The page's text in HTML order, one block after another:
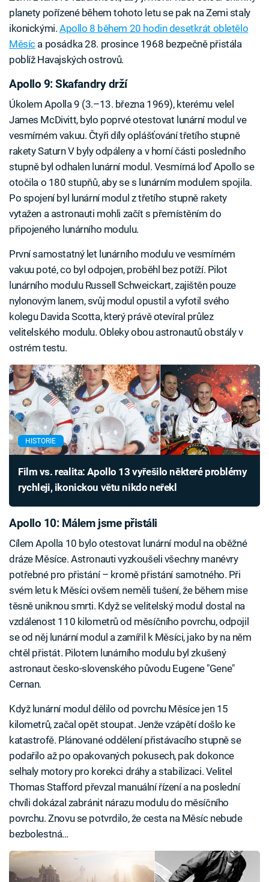
planety pořízené během tohoto letu se pak na Zemi staly
ikonickými. Apollo 8 během 20 hodin desetkrát obletělo
Měsíca posádka 28. prosince 1968 bezpečně přistála
poblíž Havajských ostrovů.
Apollo 9: Skafandry drží
Úkolem Apolla 9 (3.–13. března 1969), kterému velel
James McDivitt, bylo poprvé otestovat lunární modul ve
vesmírném vakuu. Čtyři díly oplášťování třetího stupně
rakety Saturn V byly odpáleny a v horní části posledního
stupně byl odhalen lunární modul. Vesmírná loď Apollo se
otočila o 180 stupňů, aby se s lunárním modulem spojila.
Po spojení byl lunární modul z třetího stupně rakety
vytažen a astronauti mohli začít s přemístěním do
připojeného lunárního modulu.
První samostatný let lunárního modulu ve vesmírném
vakuu poté, co byl odpojen, proběhl bez potíží. Pilot
lunárního modulu Russell Schweickart, zajištěn pouze
nylonovým lanem, svůj modul opustil a vyfotil svého
kolegu Davida Scotta, který právě otevíral průlez
velitelského modulu. Obleky obou astronautů obstály v
ostrém testu.
HISTORIE
Film vs. realita: Apollo 13 vyřešilo některé problémy
rychleji, ikonickou větu nikdo neřekl
Apollo 10: Málem jsme přistáli
Cílem Apolla 10 bylo otestovat lunární modul na oběžné
dráze Měsíce. Astronauti vyzkoušeli všechny manévry
potřebné pro přistání – kromě přistání samotného. Při
svém letu k Měsíci ovšem neměli tušení, že během mise
těsně uniknou smrti. Když se velitelský modul dostal na
vzdálenost 110 kilometrů od měsíčního povrchu, odpojil
se od něj lunární modul a zamířil k Měsíci, jako by na něm
chtěl přistát. Pilotem lunárního modulu byl zkušený
astronaut česko-slovenského původu Eugene "Gene"
Cernan.
Když lunární modul dělilo od povrchu Měsíce jen 15
kilometrů, začal opět stoupat. Jenže vzápětí došlo ke
katastrofě. Plánované oddělení přistávacího stupně se
podařilo až po opakovaných pokusech, pak dokonce
selhaly motory pro korekci dráhy a stabilizaci. Velitel
Thomas Stafford převzal manuální řízení a na poslední
chvíli dokázal zabránit nárazu modulu do měsíčního
povrchu. Znovu se potvrdilo, že cesta na Měsíc nebude
bezbolestná…